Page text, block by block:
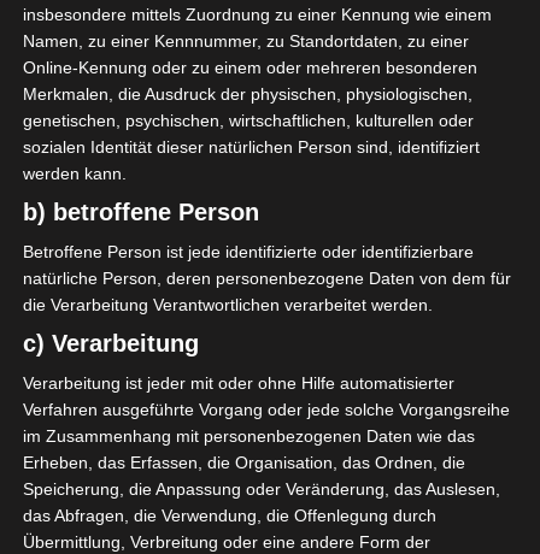
Ligue 1 Pro Tunesien: Start der
Saison 2022-2023 am 30.
September 2022
28. Juni 2022 Platzwart
2276 Views
Saison 2022/2023 , Saisonbeginn
Amine Mougou hat am Montag, den 27. Juni 2022 den
Beginn der Saison 2022-2023 in der Ligue 1 Pro
bekannt
insbesondere mittels Zuordnung zu einer Kennung wie einem
Namen, zu einer Kennnummer, zu Standortdaten, zu einer
Online-Kennung oder zu einem oder mehreren besonderen
Merkmalen, die Ausdruck der physischen, physiologischen,
genetischen, psychischen, wirtschaftlichen, kulturellen oder
sozialen Identität dieser natürlichen Person sind, identifiziert
werden kann.
b) betroffene Person
Betroffene Person ist jede identifizierte oder identifizierbare
natürliche Person, deren personenbezogene Daten von dem für
die Verarbeitung Verantwortlichen verarbeitet werden.
c) Verarbeitung
Verarbeitung ist jeder mit oder ohne Hilfe automatisierter
Verfahren ausgeführte Vorgang oder jede solche Vorgangsreihe
im Zusammenhang mit personenbezogenen Daten wie das
Erheben, das Erfassen, die Organisation, das Ordnen, die
Speicherung, die Anpassung oder Veränderung, das Auslesen,
das Abfragen, die Verwendung, die Offenlegung durch
Übermittlung, Verbreitung oder eine andere Form der